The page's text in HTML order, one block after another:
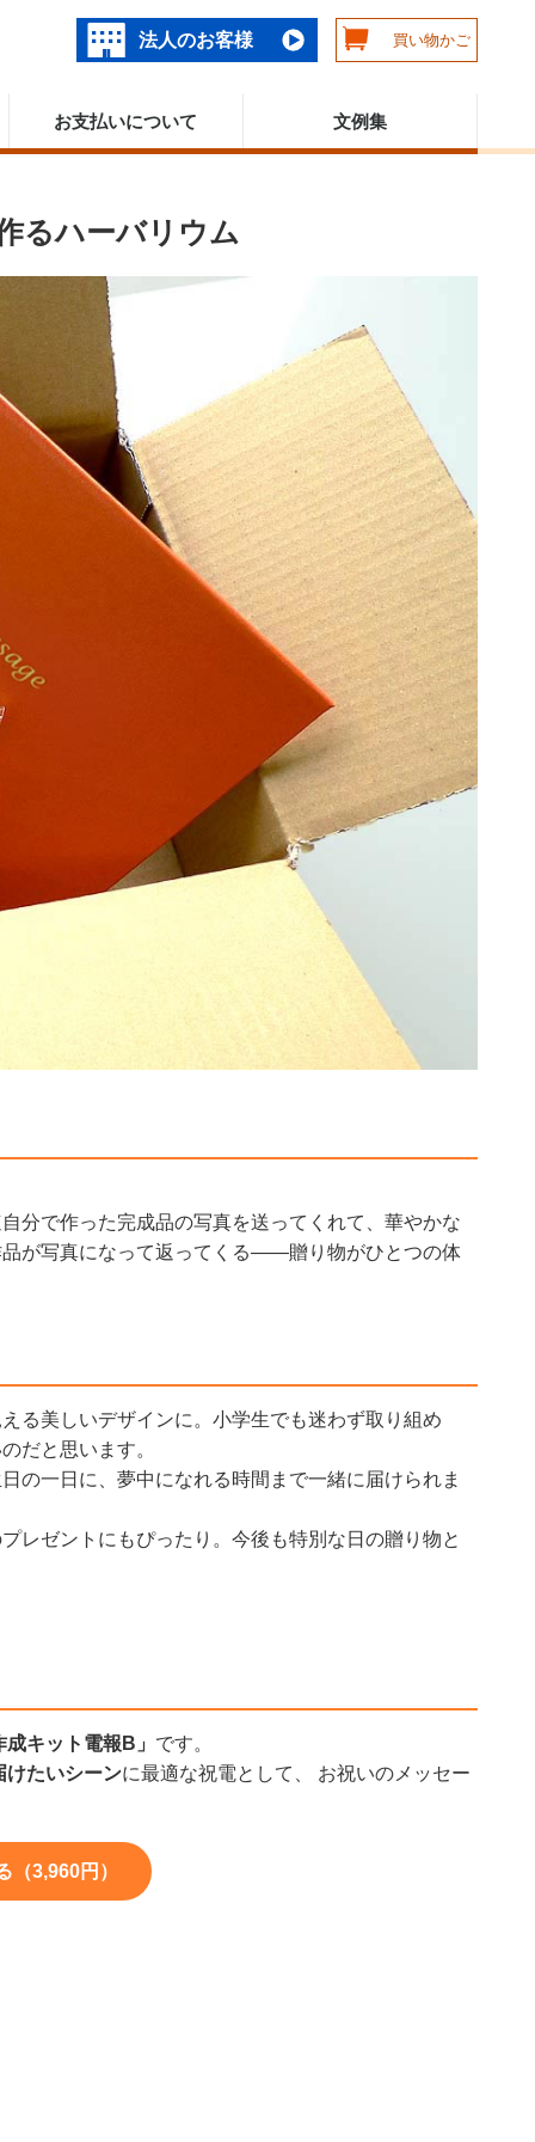
法人のお客様 買い物かご
お支払いについて 文例集
るハーバリウム
分で作った完成品の写真を送ってくれて、華やかな
が写真になって返ってくる——贈り物がひとつの体
る美しいデザインに。小学生でも迷わず取り組め
だと思います。
の一日に、夢中になれる時間まで一緒に届けられま
レゼントにもぴったり。今後も特別な日の贈り物と
キット電報B」 です。
けたいシーンに最適な祝電として、 お祝いのメッセー
3,960円）